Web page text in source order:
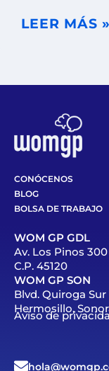
LEER MÁS »
CONÓCENOS
BLOG
BOLSA DE TRABAJO
WOM GP GDL
Av. Los Pinos
C.P. 45120
WOM GP SON
Blvd. Quiroga
Hermosillo,
Aviso de